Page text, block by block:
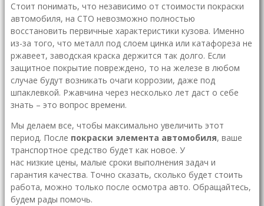
Стоит понимать, что независимо от стоимости покраски
автомобиля, на СТО невозможно полностью
восстановить первичные характеристики кузова. Именно
из-за того, что металл под слоем цинка или катафореза не
ржавеет, заводская краска держится так долго. Если
защитное покрытие повреждено, то на железе в любом
случае будут возникать очаги коррозии, даже под
шпаклевкой. Ржавчина через несколько лет даст о себе
знать – это вопрос времени.
Мы делаем все, чтобы максимально увеличить этот
период. После покраски элемента автомобиля, ваше
транспортное средство будет как новое. У
нас низкие цены, малые сроки выполнения задач и
гарантия качества. Точно сказать, сколько будет стоить
работа, можно только после осмотра авто. Обращайтесь,
будем рады помочь.